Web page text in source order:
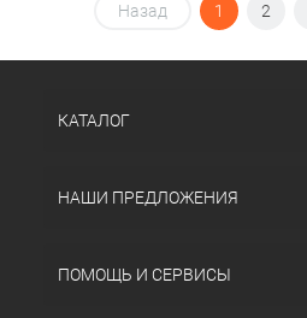
Назад 1 2
КАТАЛОГ
НАШИ ПРЕДЛОЖЕНИЯ
ПОМОЩЬ И СЕРВИСЫ